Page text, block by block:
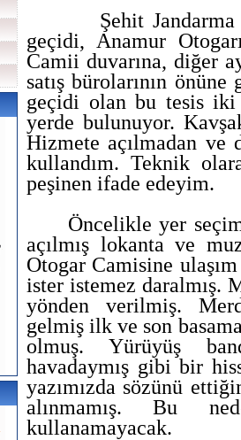
Şehit
geçidi, Anamur
Camii duvarına, diğer
satış bürolarının
geçidi olan bu tesis iki
yerde bulunuyor.
Hizmete açılmadan ve
kullandım. Teknik
peşinen ifade edeyim.
Öncelikle yer
açılmış lokanta ve
Otogar Camisine
ister istemez daralmış.
yönden verilmiş.
gelmiş ilk ve son
olmuş. Yürüyüş
havadaymış gibi bir
yazımızda sözünü
alınmamış. Bu
kullanamayacak.